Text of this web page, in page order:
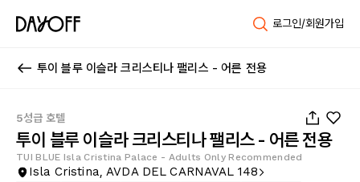
로그인/회원가입
투이 블루 이슬라 크리스티나 팰리스 - 어른 전용
5성급 호텔
투이 블루 이슬라 크리스티나 팰리스 - 어른 전용
TUI BLUE Isla Cristina Palace - Adults Only Recommended
Isla Cristina, AVDA DEL CARNAVAL 148